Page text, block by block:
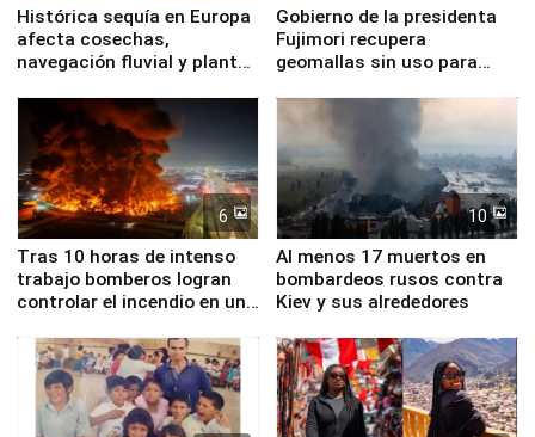
Histórica sequía en Europa
afecta cosechas,
navegación fluvial y plantas
Gobierno de la presidenta
Fujimori recupera
geomallas sin uso para
Fenómeno El Niño
6
Tras 10 horas de intenso
trabajo bomberos logran
controlar el incendio en una
de Chile
10
Al menos 17 muertos en
bombardeos rusos contra
Kiev y sus alrededores